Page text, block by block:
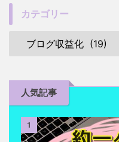
カテゴリー
人気記事
1